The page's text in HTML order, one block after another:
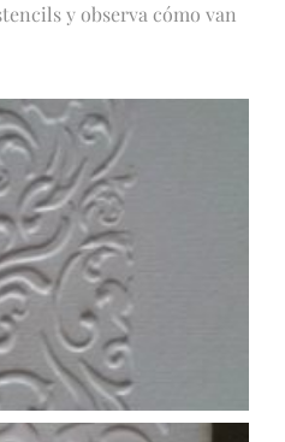
y observa cómo van